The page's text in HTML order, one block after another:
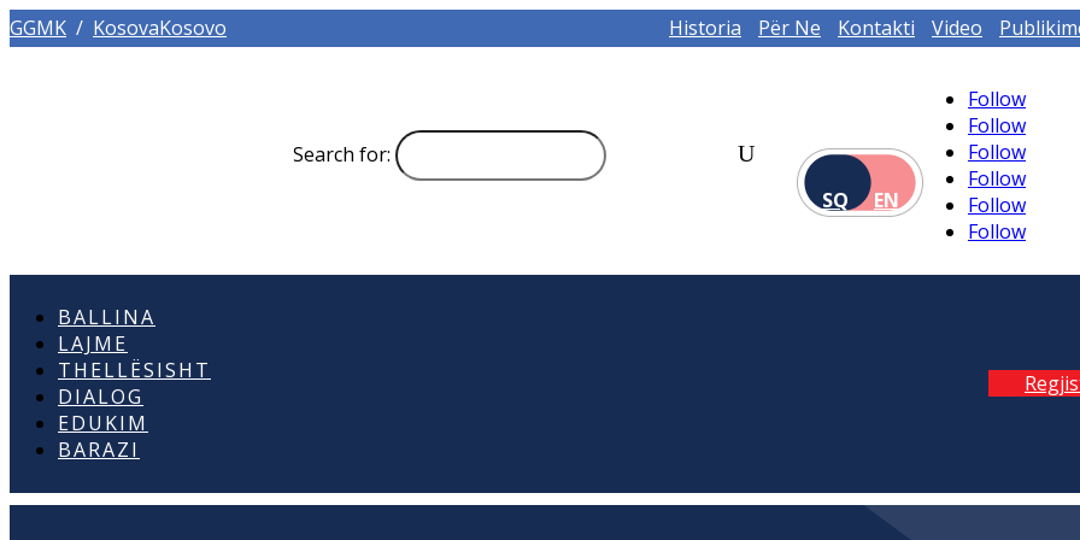
GGMK / KosovaKosovo Historia Për Ne Kontakti Video
Search for:
SQ
EN
Follow
Follow
Follow
Follow
Follow
Follow
BALLINA
LAJME
THELLËSISHT
DIALOG
EDUKIM
BARAZI